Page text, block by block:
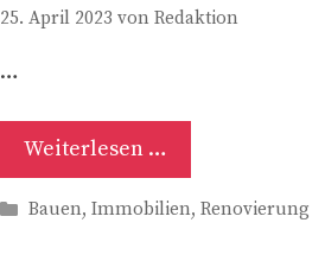
25. April 2023 von Redaktion
…
Weiterlesen …
Kategorien
Bauen,Immobilien,Renovierung